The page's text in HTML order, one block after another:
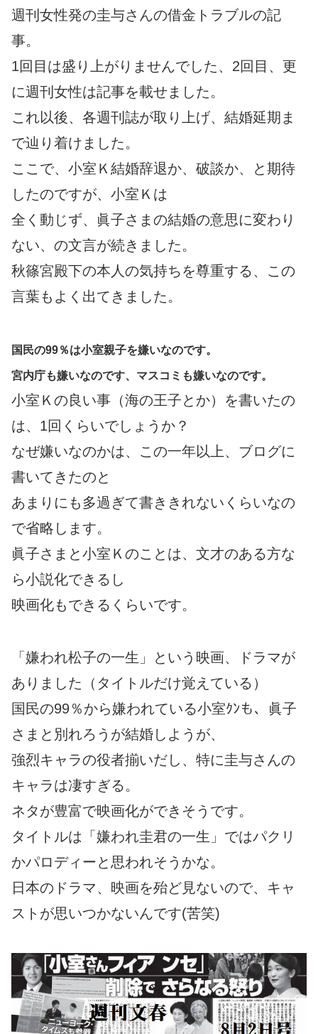
週刊女性発の圭与さんの借金トラブルの記
事。
1回目は盛り上がりませんでした、2回目、更
に週刊女性は記事を載せました。
これ以後、各週刊誌が取り上げ、結婚延期ま
で辿り着けました。
ここで、小室Ｋ結婚辞退か、破談か、と期待
したのですが、小室Ｋは
全く動じず、眞子さまの結婚の意思に変わり
ない、の文言が続きました。
秋篠宮殿下の本人の気持ちを尊重する、この
言葉もよく出てきました。
国民の99％は小室親子を嫌いなのです。
宮内庁も嫌いなのです、マスコミも嫌いなのです。
小室Ｋの良い事（海の王子とか）を書いたの
は、1回くらいでしょうか？
なぜ嫌いなのかは、この一年以上、ブログに
書いてきたのと
あまりにも多過ぎて書ききれないくらいなの
で省略します。
眞子さまと小室Ｋのことは、文才のある方な
ら小説化できるし
映画化もできるくらいです。
「嫌われ松子の一生」という映画、ドラマが
ありました（タイトルだけ覚えている）
国民の99％から嫌われている小室ｸﾝも、眞子
さまと別れろうが結婚しようが、
強烈キャラの役者揃いだし、特に圭与さんの
キャラは凄すぎる。
ネタが豊富で映画化ができそうです。
タイトルは「嫌われ圭君の一生」ではパクリ
かパロディーと思われそうかな。
日本のドラマ、映画を殆ど見ないので、キャ
ストが思いつかないんです(苦笑)